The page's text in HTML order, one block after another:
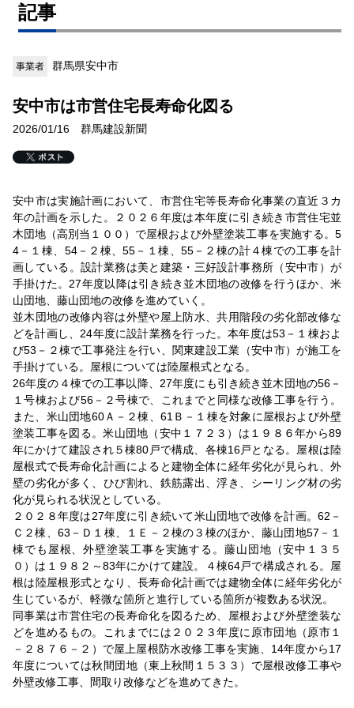
記事
事業者 群馬県安中市
安中市は市営住宅長寿命化図る
2026/01/16 群馬建設新聞
安中市は実施計画において、市営住宅等長寿命化事業の直近３カ
年の計画を示した。２０２６年度は本年度に引き続き市営住宅並
木団地（高別当１００）で屋根および外壁塗装工事を実施する。5
4－１棟、54－２棟、55－１棟、55－２棟の計４棟での工事を計
画している。設計業務は美と建築・三好設計事務所（安中市）が
手掛けた。27年度以降は引き続き並木団地の改修を行うほか、米
山団地、藤山団地の改修を進めていく。
並木団地の改修内容は外壁や屋上防水、共用階段の劣化部改修な
どを計画し、24年度に設計業務を行った。本年度は53－１棟およ
び53－２棟で工事発注を行い、関東建設工業（安中市）が施工を
手掛けている。屋根については陸屋根式となる。
26年度の４棟での工事以降、27年度にも引き続き並木団地の56－
１号棟および56－２号棟で、これまでと同様な改修工事を行う。
また、米山団地60Ａ－２棟、61Ｂ－１棟を対象に屋根および外壁
塗装工事を図る。米山団地（安中１７２３）は１９８６年から89
年にかけて建設され５棟80戸で構成、各棟16戸となる。屋根は陸
屋根式で長寿命化計画によると建物全体に経年劣化が見られ、外
壁の劣化が多く、ひび割れ、鉄筋露出、浮き、シーリング材の劣
化が見られる状況としている。
２０２８年度は27年度に引き続いて米山団地で改修を計画。62－
Ｃ２棟、63－Ｄ１棟、１Ｅ－２棟の３棟のほか、藤山団地57－１
棟でも屋根、外壁塗装工事を実施する。藤山団地（安中１３５
０）は１９８２～83年にかけて建設。４棟64戸で構成される。屋
根は陸屋根形式となり、長寿命化計画では建物全体に経年劣化が
生じているが、軽微な箇所と進行している箇所が複数ある状況。
同事業は市営住宅の長寿命化を図るため、屋根および外壁塗装な
どを進めるもの。これまでには２０２３年度に原市団地（原市１
－２８７６－２）で屋上屋根防水改修工事を実施、14年度から17
年度については秋間団地（東上秋間１５３３）で屋根改修工事や
外壁改修工事、間取り改修などを進めてきた。